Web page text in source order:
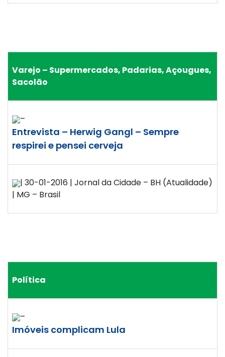
Varejo – Supermercados, Padarias, Açougues,
Sacolão
–
Entrevista – Herwig Gangl – Sempre
respirei e pensei cerveja
| 30-01-2016 | Jornal da Cidade – BH (Atualidade)
| MG – Brasil
Política
–
Imóveis complicam Lula